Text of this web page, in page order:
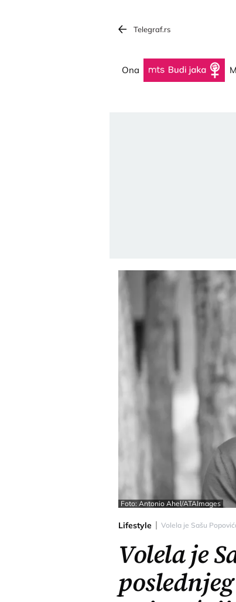
Telegraf.rs
Ona Budi jaka
Foto: Antonio Ahel/ATAImages
Lifestyle Volela je Sašu
Volela je